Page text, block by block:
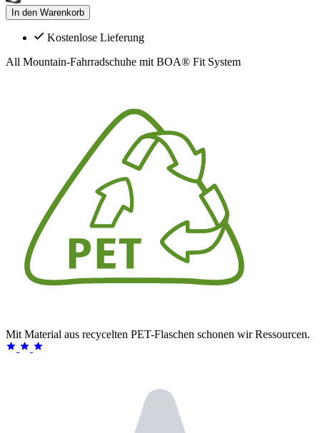
In den Warenkorb
Kostenlose Lieferung
All Mountain-Fahrradschuhe mit BOA® Fit System
Mit Material aus recycelten PET-Flaschen schonen wir Ressourcen.